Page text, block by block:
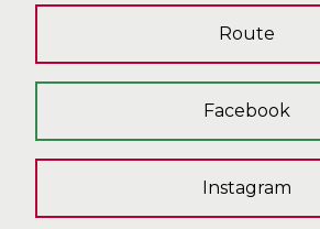
Route
Facebook
Instagram